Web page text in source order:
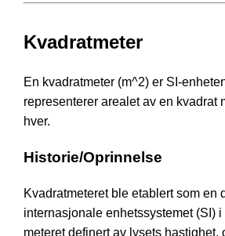
Kvadratmeter
En kvadratmeter (m^2) er SI-
representerer arealet av en kvadrat
hver.
Historie/Oprinnelse
Kvadratmeteret ble etablert som en
internasjonale enhetssystemet (SI)
meteret definert av lysets hastighet,